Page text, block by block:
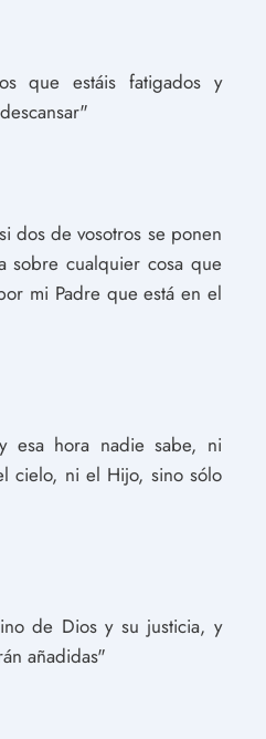
que estáis fatigados y
dos de vosotros se ponen
sobre cualquier cosa que
mi Padre que está en el
esa hora nadie sabe, ni
cielo, ni el Hijo, sino sólo
de Dios y su justicia, y
añadidas"